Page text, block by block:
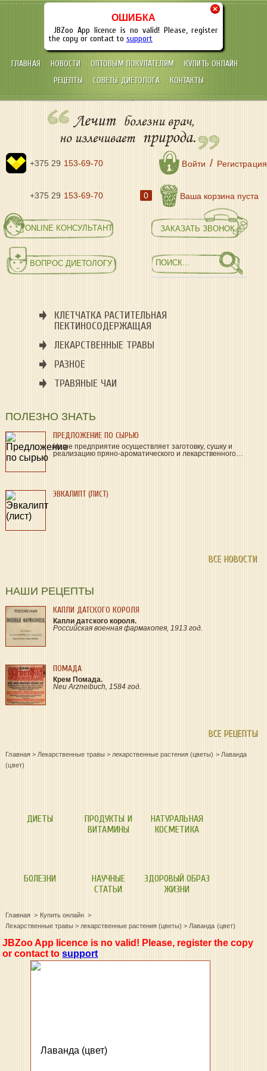
ОШИБКА
JBZoo App licence is no valid! Please, register
the copy or contact to support
ГЛАВНАЯ НОВОСТИ ОПТОВЫМ ПОКУПАТЕЛЯМ
КУПИТЬ ОНЛАЙН
РЕЦЕПТЫ
СОВЕТЫ ДИЕТОЛОГА КОНТАКТЫ
+375 29 153-69-70
+375 29 153-69-70
Лечит болезни врач,
но излечивает природа.
Войти / Регистрация
0 Ваша корзина пуста
ЗАКАЗАТЬ ЗВОНОК
ВОПРОС ДИЕТОЛОГУ
ONLINE КОНСУЛЬТАНТ
КЛЕТЧАТКА РАСТИТЕЛЬНАЯ
ПЕКТИНОСОДЕРЖАЩАЯ
ЛЕКАРСТВЕННЫЕ ТРАВЫ
РАЗНОЕ
ТРАВЯНЫЕ ЧАИ
ПОЛЕЗНО ЗНАТЬ
ПРЕДЛОЖЕНИЕ ПО СЫРЬЮ
Наше предприятие осуществляет заготовку, сушку и
реализацию пряно-ароматического и лекарственного…
ЭВКАЛИПТ (ЛИСТ)
ВСЕ НОВОСТИ
НАШИ РЕЦЕПТЫ
КАПЛИ ДАТСКОГО КОРОЛЯ
Капли датского короля.
Российская военная фармакопея, 1913 год.
ПОМАДА
Крем Помада.
Neu Arzneibuch, 1584 год.
ВСЕ РЕЦЕПТЫ
Главная > Лекарственные травы > лекарственные растения (цветы) > Лаванда
(цвет)
ДИЕТЫ
ПРОДУКТЫ И
ВИТАМИНЫ
НАТУРАЛЬНАЯ
КОСМЕТИКА
БОЛЕЗНИ
НАУЧНЫЕ
СТАТЬИ
ЗДОРОВЫЙ ОБРАЗ
ЖИЗНИ
Главная
Купить онлайн
Лекарственные травы > лекарственные растения (цветы)> Лаванда (цвет)
JBZoo App licence is no valid! Please, register the copy
or contact tosupport